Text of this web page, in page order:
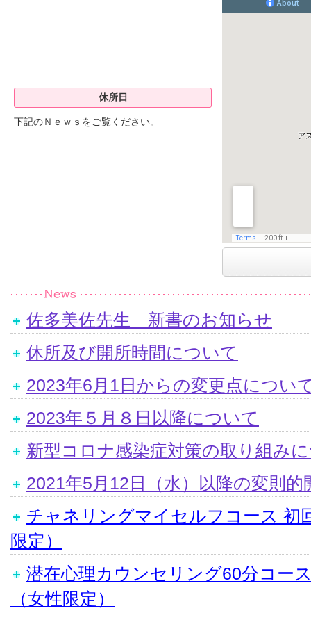
休所日
下記のＮｅｗｓをご覧ください。
佐多美佐先生 新書のお知らせ
休所及び開所時間について
2023年6月1日からの変更点につい
2023年５月８日以降について
新型コロナ感染症対策の取り組み
2021年5月12日（水）以降の変則
チャネリングマイセルフコース 初
限定）
潜在心理カウンセリング60分コー
（女性限定）